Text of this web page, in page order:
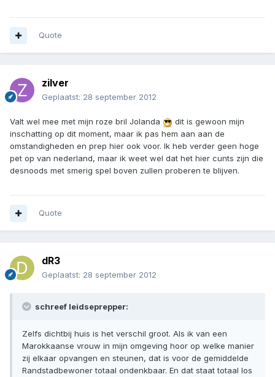
Quote
zilver
Geplaatst: 28 september 2012
Valt wel mee met mijn roze bril Jolanda
dit is gewoon mijn
inschatting op dit moment, maar ik pas hem aan aan de
omstandigheden en prep hier ook voor. Ik heb verder geen hoge
pet op van nederland, maar ik weet wel dat het hier cunts zijn die
desnoods met smerig spel boven zullen proberen te blijven.
Quote
dR3
Geplaatst: 28 september 2012
schreef leidseprepper:
Zelfs dichtbij huis is het verschil groot. Als ik van een
Marokkaanse vrouw in mijn omgeving hoor op welke manier
zij elkaar opvangen en steunen, dat is voor de gemiddelde
Randstadbewoner totaal ondenkbaar. En dat staat totaal los